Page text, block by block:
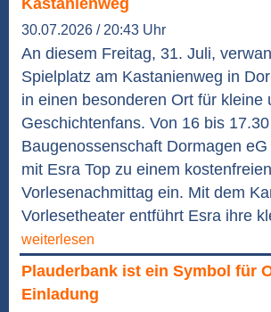
Kastanienweg
30.07.2026 / 20:43 Uhr
An diesem Freitag, 31. Juli,
Spielplatz am Kastanienweg in
in einen besonderen Ort für kleine
Geschichtenfans. Von 16 bis
Baugenossenschaft Dormagen
mit Esra Top zu einem kostenfreien
Vorlesenachmittag ein. Mit dem
Vorlesetheater entführt Esra ihre
weiterlesen
Plauderbank ist ein Symbol für
Einladung